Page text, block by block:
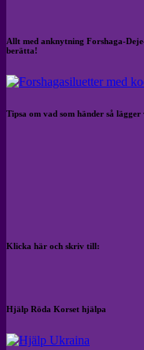
Allt med anknytning Forshaga-
berätta!
Tipsa om vad som händer så
Klicka här och skriv till:
Hjälp Röda Korset hjälpa